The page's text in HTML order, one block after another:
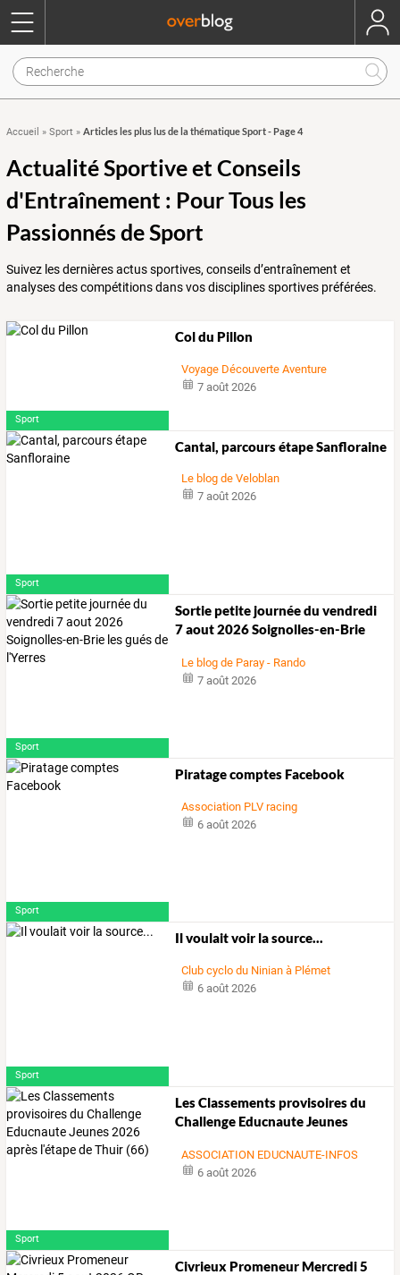
Accueil » Sport » Articles les plus lus de la thématique Sport - Page 4
Actualité Sportive et Conseils
d'Entraînement : Pour Tous les
Passionnés de Sport
Suivez les dernières actus sportives, conseils d’entraînement et
analyses des compétitions dans vos disciplines sportives préférées.
Sport
Col du Pillon
Voyage Découverte Aventure
7 août 2026
Sport
Cantal, parcours étape Sanfloraine
Le blog de Veloblan
7 août 2026
Sport
Sortiepetitejournéedu vendredi
7aout2026Soignolles-en-Brie
Le blog de Paray - Rando
7 août 2026
Sport
Piratage comptes Facebook
Association PLV racing
6 août 2026
Sport
Il voulait voir la source...
Club cyclo du Ninian à Plémet
6 août 2026
Sport
LesClassementsprovisoiresdu
ChallengeEducnaute Jeunes
ASSOCIATION EDUCNAUTE-INFOS
6 août 2026
Civrieux Promeneur Mercredi 5